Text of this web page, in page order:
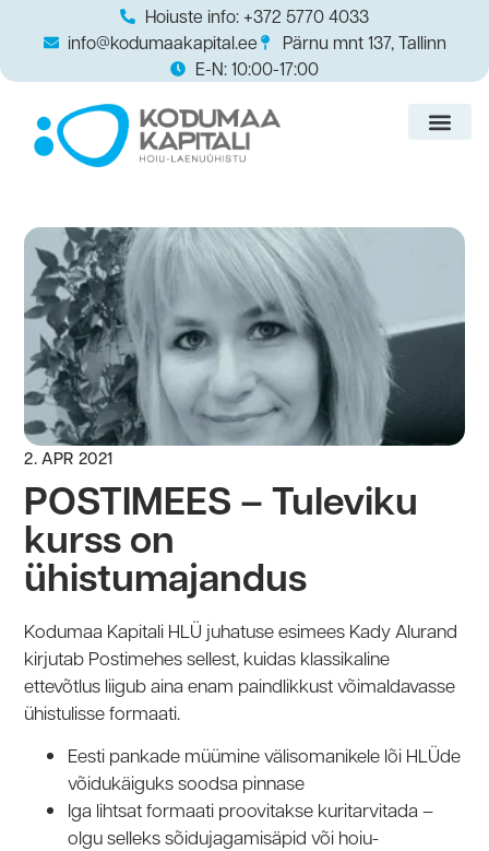
Hoiuste info: +372 5770 4033
info@kodumaakapital.ee
Pärnu mnt 137, Tallinn
E-N: 10:00-17:00
2. APR 2021
POSTIMEES – Tuleviku
kurss on
ühistumajandus
Kodumaa Kapitali HLÜ juhatuse esimees Kady Alurand
kirjutab Postimehes sellest, kuidas klassikaline
ettevõtlus liigub aina enam paindlikkust võimaldavasse
ühistulisse formaati.
Eesti pankade müümine välisomanikele lõi HLÜde
võidukäiguks soodsa pinnase
Iga lihtsat formaati proovitakse kuritarvitada –
olgu selleks sõidujagamisäpid või hoiu-